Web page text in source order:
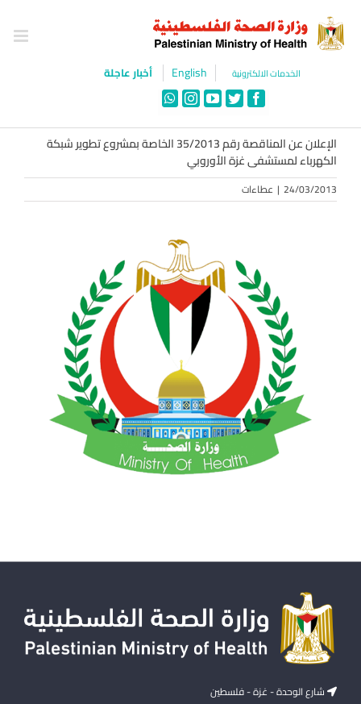
content
الخدمات الالكترونية English أخبار عاجلة
Facebook
Twitter
YouTube
Instagram
WhatsApp
الإعلان عن المناقصة رقم 35/2013 الخاصة بمشروع تطوير شبكة
الكهرباء لمستشفى غزة الأوروبي
24/03/2013
| عطاءات
شارع الوحدة - غزة - فلسطين